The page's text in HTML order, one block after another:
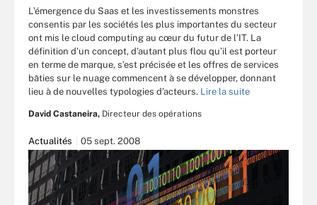
L’émergence du Saas et les investissements monstres
consentis par les sociétés les plus importantes du secteur
ont mis le cloud computing au cœur du futur de l’IT. La
définition d’un concept, d’autant plus flou qu’il est porteur
en terme de marque, s’est précisée et les offres de services
bâties sur le nuage commencent à se développer, donnant
lieu à de nouvelles typologies d’acteurs. Lire la suite
David Castaneira, Directeur des opérations
Actualités 05 sept. 2008